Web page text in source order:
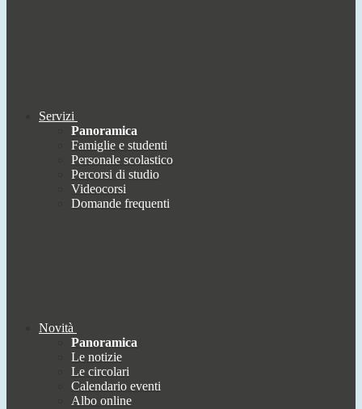
Servizi
Panoramica
Famiglie e studenti
Personale scolastico
Percorsi di studio
Videocorsi
Domande frequenti
Novità
Panoramica
Le notizie
Le circolari
Calendario eventi
Albo online